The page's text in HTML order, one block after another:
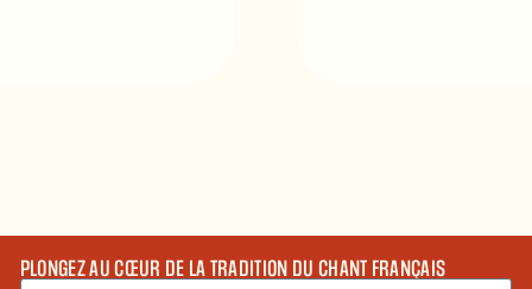
PLONGEZ AU CŒUR DE LA TRADITION DU CHANT FRANÇAIS